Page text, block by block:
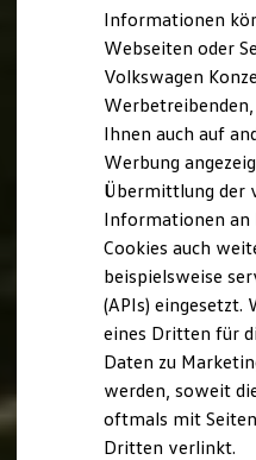
Golf
Volkswagen
R-Kollektion
GTI Kollektion
Fußball Drop
we drive football
#wedriveproud
Besitzer und Service
myVolkswagen
Software Updates
Service und
Inspektion
Reparaturen
Motorenöl
Räder und
Pannen-
Economy
Volkswagen
Zubehör
Informationen
Webseiten oder
Volkswagen
Ihnen auch auf
Werbung
Übermittlung der
Informationen an
Cookies auch
beispielsweise
(APIs) eingesetzt.
eines Dritten für
Daten zu
werden, soweit
oftmals mit
Dritten verlinkt.